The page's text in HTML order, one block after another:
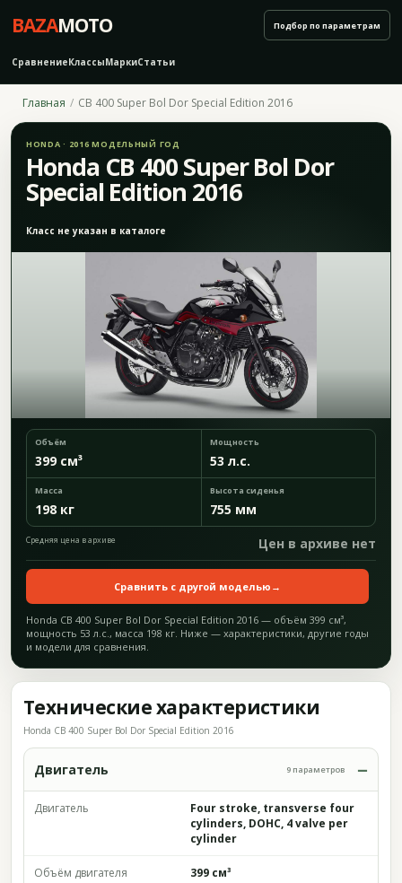
BAZAMOTO
СравнениеКлассыМаркиСтатьи
Подбор по параметрам
Главная CB 400 Super Bol Dor Special Edition 2016
HONDA · 2016 МОДЕЛЬНЫЙ ГОД
Honda CB 400 Super Bol Dor
Special Edition 2016
Класс не указан в каталоге
Объём
399 см³
Мощность
53 л.с.
Масса
198 кг
Высота сиденья
755 мм
Средняя цена в архиве Цен в архиве нет
Сравнить с другой моделью →
Honda CB 400 Super Bol Dor Special Edition 2016 — объём 399 см³,
мощность 53 л.с., масса 198 кг. Ниже — характеристики, другие годы
и модели для сравнения.
Технические характеристики
Honda CB 400 Super Bol Dor Special Edition 2016
Двигатель 9 параметров
Двигатель
Four stroke, transverse four
cylinders, DOHC, 4 valve per
cylinder
Объём двигателя 399 см³